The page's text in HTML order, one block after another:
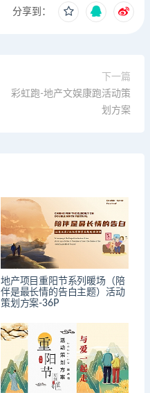
分享到：
下一篇
彩虹跑-地产文娱康跑活动策
划方案
地产项目重阳节系列暖场（陪
伴是最长情的告白主题）活动
策划方案-36P